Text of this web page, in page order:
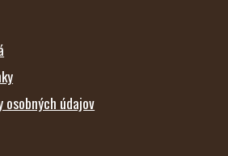
osobných údajov